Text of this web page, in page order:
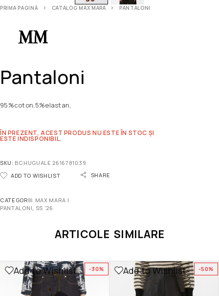
PRIMA PAGINĂ CATALOG MAX MARA PANTALONI
Pantaloni
95%coton,5%elastan,
ÎN PREZENT, ACEST PRODUS NU ESTE ÎN STOC ȘI
ESTE INDISPONIBIL.
SKU: BCHUGUALE 2616781039
ADD TO WISHLIST
SHARE
CATEGORII: MAX MARA |
PANTALONI, SS '26
ARTICOLE SIMILARE
-30%
Add to Wishlist -50%
Add to Wishlist